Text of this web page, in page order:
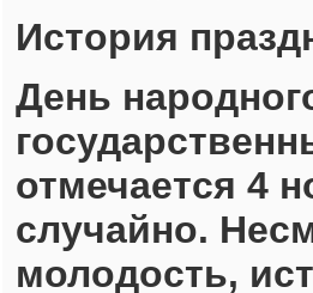
История
День
отмечается 4
случайно.
молодость,